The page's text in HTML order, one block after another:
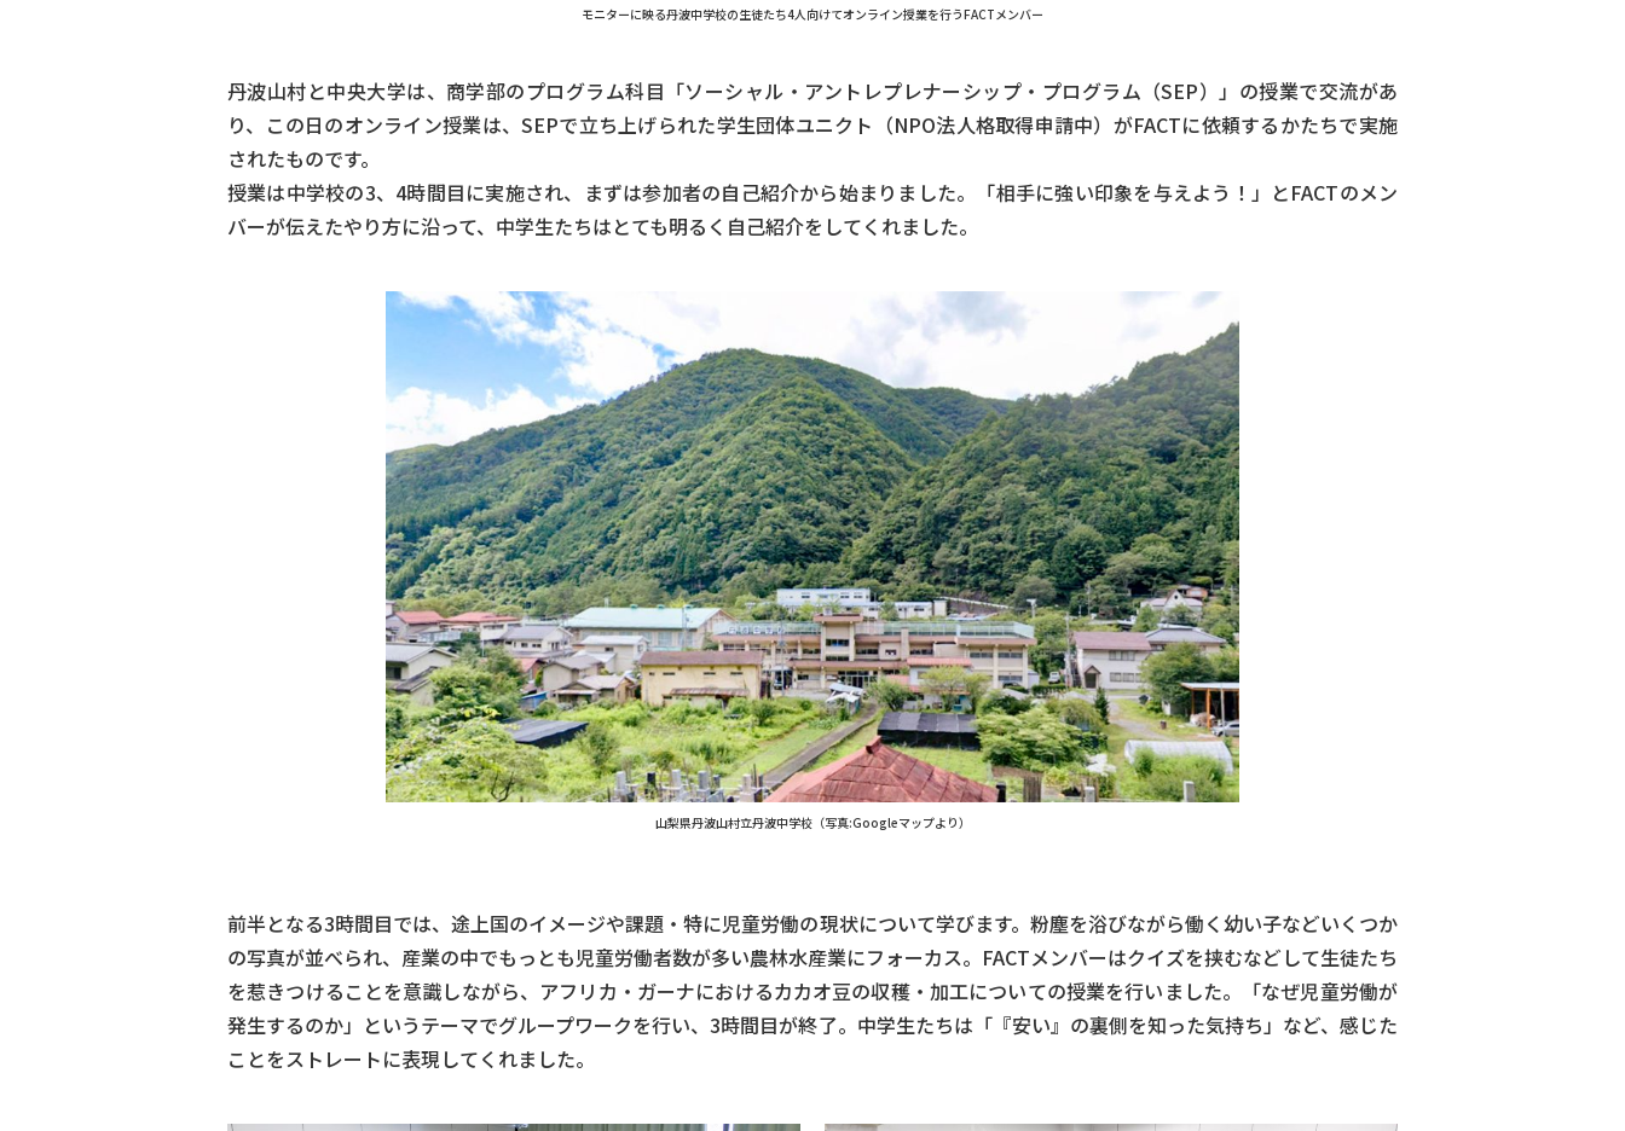
モニターに映る丹波中学校の生徒たち4人向けてオンライン授業を行うFACTメンバー
丹波山村と中央大学は、商学部のプログラム科目「ソーシャル・アントレプレナーシップ・プログラム（SEP）」の授業で交流があ
り、この日のオンライン授業は、SEPで立ち上げられた学生団体ユニクト（NPO法人格取得申請中）がFACTに依頼するかたちで実施
されたものです。
授業は中学校の3、4時間目に実施され、まずは参加者の自己紹介から始まりました。「相手に強い印象を与えよう！」とFACTのメン
バーが伝えたやり方に沿って、中学生たちはとても明るく自己紹介をしてくれました。
山梨県丹波山村立丹波中学校（写真:Googleマップより）
前半となる3時間目では、途上国のイメージや課題・特に児童労働の現状について学びます。粉塵を浴びながら働く幼い子などいくつか
の写真が並べられ、産業の中でもっとも児童労働者数が多い農林水産業にフォーカス。FACTメンバーはクイズを挟むなどして生徒たち
を惹きつけることを意識しながら、アフリカ・ガーナにおけるカカオ豆の収穫・加工についての授業を行いました。「なぜ児童労働が
発生するのか」というテーマでグループワークを行い、3時間目が終了。中学生たちは「『安い』の裏側を知った気持ち」など、感じた
ことをストレートに表現してくれました。